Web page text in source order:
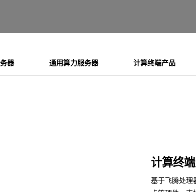
器 通用算力服务器 计算终端产品
计算终
基于飞腾处理